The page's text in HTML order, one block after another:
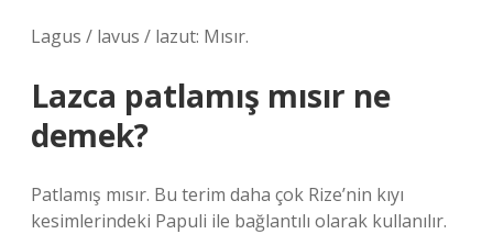
Lagus / lavus / lazut: Mısır.
Lazca patlamış mısır ne
demek?
Patlamış mısır. Bu terim daha çok Rize’nin kıyı
kesimlerindeki Papuli ile bağlantılı olarak kullanılır.